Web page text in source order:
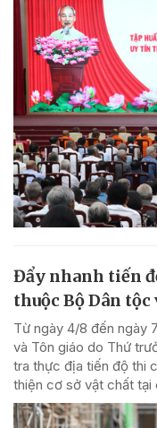
Đẩy nhanh tiến
thuộc Bộ Dân tộc
Từ ngày 4/8 đến ngày
và Tôn giáo do Thứ
tra thực địa tiến độ thi
thiện cơ sở vật chất tại